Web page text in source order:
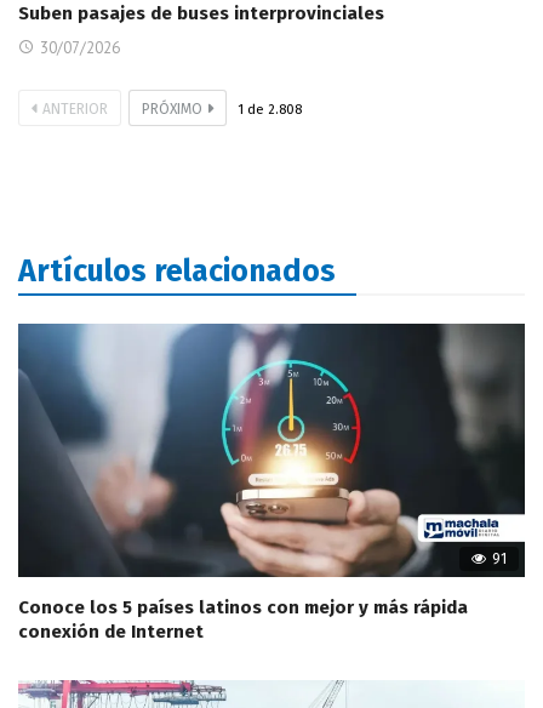
Suben pasajes de buses interprovinciales
30/07/2026
ANTERIOR PRÓXIMO 1 de 2.808
Artículos relacionados
91
Conoce los 5 países latinos con mejor y más rápida
conexión de Internet